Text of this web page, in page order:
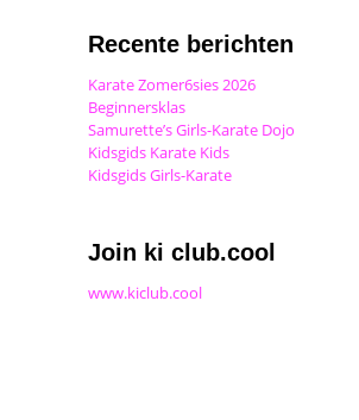
Recente berichten
Karate Zomer6sies 2026
Beginnersklas
Samurette’s Girls-Karate Dojo
Kidsgids Karate Kids
Kidsgids Girls-Karate
Join ki club.cool
www.kiclub.cool